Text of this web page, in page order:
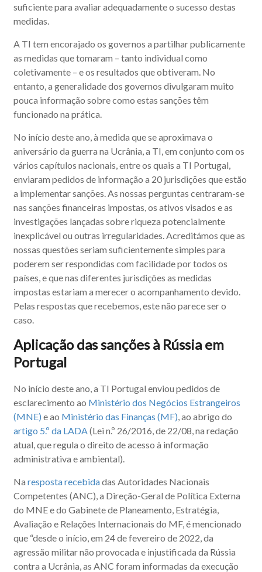
suficiente para avaliar adequadamente o sucesso destas
medidas.
A TI tem encorajado os governos a partilhar publicamente
as medidas que tomaram – tanto individual como
coletivamente – e os resultados que obtiveram. No
entanto, a generalidade dos governos divulgaram muito
pouca informação sobre como estas sanções têm
funcionado na prática.
No início deste ano, à medida que se aproximava o
aniversário da guerra na Ucrânia, a TI, em conjunto com os
vários capítulos nacionais, entre os quais a TI Portugal,
enviaram pedidos de informação a 20 jurisdições que estão
a implementar sanções. As nossas perguntas centraram-se
nas sanções financeiras impostas, os ativos visados e as
investigações lançadas sobre riqueza potencialmente
inexplicável ou outras irregularidades. Acreditámos que as
nossas questões seriam suficientemente simples para
poderem ser respondidas com facilidade por todos os
países, e que nas diferentes jurisdições as medidas
impostas estariam a merecer o acompanhamento devido.
Pelas respostas que recebemos, este não parece ser o
caso.
Aplicação das sanções à Rússia em
Portugal
No início deste ano, a TI Portugal enviou pedidos de
esclarecimento ao Ministério dos Negócios Estrangeiros
(MNE) e ao Ministério das Finanças (MF) , ao abrigo do
artigo 5.º da LADA (Lei n.º 26/2016, de 22/08, na redação
atual, que regula o direito de acesso à informação
administrativa e ambiental).
Naresposta recebidadas Autoridades Nacionais
Competentes (ANC), a Direção-Geral de Política Externa
do MNE e do Gabinete de Planeamento, Estratégia,
Avaliação e Relações Internacionais do MF, é mencionado
que “desde o início, em 24 de fevereiro de 2022, da
agressão militar não provocada e injustificada da Rússia
contra a Ucrânia, as ANC foram informadas da execução